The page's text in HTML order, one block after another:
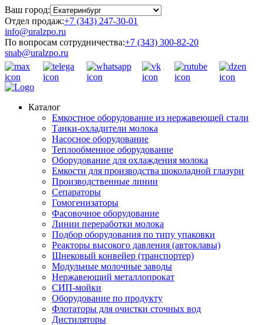
Ваш город:
Отдел продаж:+7 (343) 247-30-01
info@uralzpo.ru
По вопросам сотрудничества:+7 (343) 300-82-20
snab@uralzpo.ru
Каталог
Емкостное оборудование из нержавеющей стали
Танки-охладители молока
Насосное оборудование
Теплообменное оборудование
Оборудование для охлаждения молока
Емкости для производства шоколадной глазури
Производственные линии
Сепараторы
Гомогенизаторы
Фасовочное оборудование
Линии переработки молока
Подбор оборудования по типу упаковки
Реакторы высокого давления (автоклавы)
Шнековый конвейер (транспортер)
Модульные молочные заводы
Нержавеющий металлопрокат
СИП-мойки
Оборудование по продукту
Флотаторы для очистки сточных вод
Дистиляторы